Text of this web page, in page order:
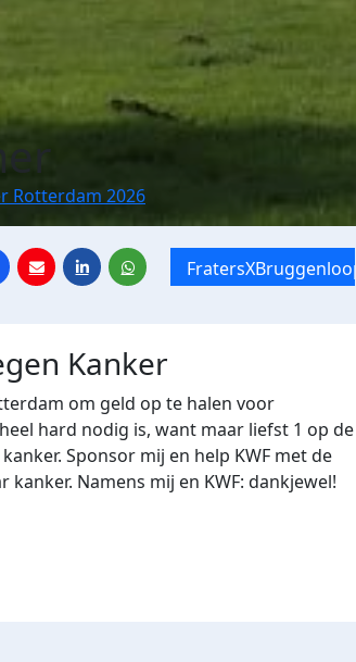
Rotterdam 2026
FratersXBruggenloop
Kanker
om geld op te halen voor
hard nodig is, want maar liefst 1 op de
Sponsor mij en help KWF met de
Namens mij en KWF: dankjewel!